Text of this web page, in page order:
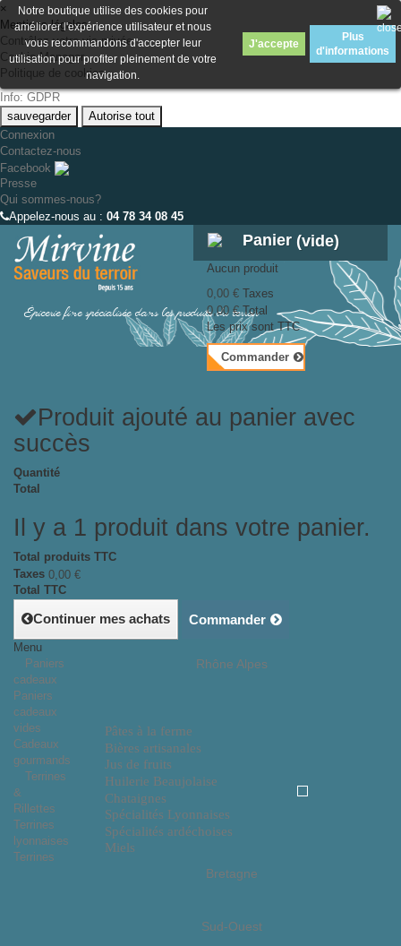
×
Mentions légales
Contrôlez votre vie privée
Cookie Manager
Politique de cookies
Info: GDPR
sauvegarder
Autorise tout
Connexion
Contactez-nous
Facebook
Presse
Qui sommes-nous?
Appelez-nous au : 04 78 34 08 45
Épicerie fine spécialisée dans les produits du terroir
Panier (vide)
Aucun produit
0,00 € Taxes
0,00 € Total
Les prix sont TTC
Commander
Produit ajouté au panier avec
succès
Quantité
Total
Il y a 1 produit dans votre panier.
Total produits TTC
Taxes 0,00 €
Total TTC
Continuer mes achats Commander
Rhône Alpes
Pâtes à la ferme
Bières artisanales
Jus de fruits
Huilerie Beaujolaise
Chataignes
Spécialités Lyonnaises
Spécialités ardéchoises
Miels
Bretagne
Sud-Ouest
Menu
Paniers
cadeaux
Paniers
cadeaux
vides
Cadeaux
gourmands
Terrines
&
Rillettes
Terrines
lyonnaises
Terrines
Notre boutique utilise des cookies pour
améliorer l'expérience utilisateur et nous
vous recommandons d'accepter leur
utilisation pour profiter pleinement de votre
navigation.
J'accepte
Plus
d'informations